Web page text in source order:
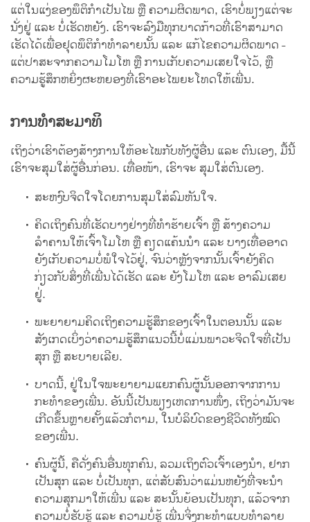
ແຕ່ໃນແງ່ຂອງພຶຕິກຳເປັນໄພ ຫຼື ຄວາມຜິດພາດ, ເຮົາບໍ່ພຽງແຕ່ຈະ
ນັ່ງຢູ່ ແລະ ບໍ່ເຮັດຫຍັງ. ເຮົາຈະລົງມືທຸກບາດກ້າວທີ່ເຮົາສາມາດ
ເຮັດໄດ້ເພື່ອຢຸດພຶຕິກຳທຳລາຍນັ້ນ ແລະ ແກ້ໄຂຄວາມຜິດພາດ -
ແຕ່ປາສະຈາກຄວາມໂມໂຫ ຫຼື ການເກັບຄວາມເສຍໃຈໄວ້, ຫຼື
ຄວາມຮູ້ສຶກຫຍິ່ງຜະຫຍອງທີ່ເຮົາອະໄພຍະໂທດໃຫ້ເພີ່ນ.
ການທຳສະມາທິ
ເຖິງວ່າເຮົາຕ້ອງສ້າງການໃຫ້ອະໄພກັບທັງຜູ້ອື່ນ ແລະ ຕົນເອງ, ມື້ນີ້
ເຮົາຈະສຸມໃສ່ຜູ້ອື່ນກ່ອນ. ເທື່ອໜ້າ, ເຮົາຈະ ສຸມໃສ່ຕົນເອງ.
ສະຫງົບຈິດໃຈໂດຍການສຸມໃສ່ລົມຫັນໃຈ.
ຄິດເຖິງຄົນທີ່ເຮັດບາງຢ່າງທີ່ທຳຮ້າຍເຈົ້າ ຫຼື ສ້າງຄວາມ
ລຳຄານໃຫ້ເຈົ້າໂມໂຫ ຫຼື ຄຽດແຄ້ນນຳ ແລະ ບາງເທື່ອອາດ
ຍັງເກັບຄວາມບໍ່ພໍໃຈໄວ້ຢູ່, ຈົນວ່າຫຼັງຈາກນັ້ນເຈົ້າຍັງຄິດ
ກ່ຽວກັບສິ່ງທີ່ເພີ່ນໄດ້ເຮັດ ແລະ ຍັງໂມໂຫ ແລະ ອາລົມເສຍ
ຢູ່.
ພະຍາຍາມຄິດເຖິງຄວາມຮູ້ສຶກຂອງເຈົ້າໃນຕອນນັ້ນ ແລະ
ສັງເກດເບິ່ງວ່າຄວາມຮູ້ສຶກແນວນີ້ບໍ່ແມ່ນພາວະຈິດໃຈທີ່ເປັນ
ສຸກ ຫຼື ສະບາຍເລີຍ.
ບາດນີ້, ຢູ່ໃນໃຈພະຍາຍາມແຍກຄົນຜູ້ນັ້ນອອກຈາກການ
ກະທຳຂອງເພີ່ນ. ອັນນີ້ເປັນພຽງເຫດການໜຶ່ງ, ເຖິງວ່າມັນຈະ
ເກີດຂຶ້ນຫຼາຍຄັ້ງແລ້ວກໍຕາມ, ໃນບໍລິບົດຂອງຊີວິດທັງໝົດ
ຂອງເພີ່ນ.
ຄົນຜູ້ນີ້, ຄືດັ່ງຄົນອື່ນທຸກຄົນ, ລວມເຖິງຕົວເຈົ້າເອງນຳ, ຢາກ
ເປັນສຸກ ແລະ ບໍ່ເປັນທຸກ, ແຕ່ສັບສົນວ່າແມ່ນຫຍັງທີ່ຈະນຳ
ຄວາມສຸກມາໃຫ້ເພີ່ນ ແລະ ສະນັ້ນຍ້ອນເປັນທຸກ, ແລ້ວຈາກ
ຄວາມບໍ່ຮັບຮູ້ ແລະ ຄວາມບໍ່ຮູ້ ເພີ່ນຈິ່ງກະທຳແບບທຳລາຍ